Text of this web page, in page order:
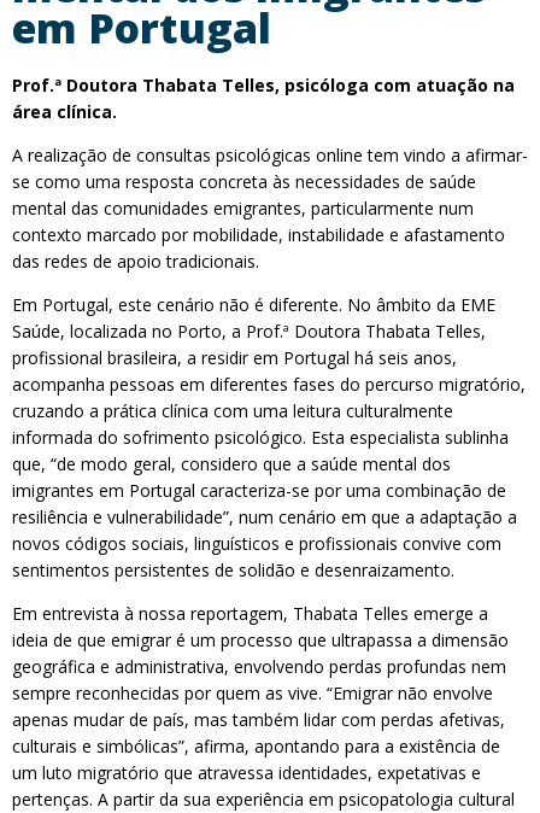
em Portugal
Prof.ª Doutora Thabata Telles, psicóloga com atuação na
área clínica.
A realização de consultas psicológicas online tem vindo a afirmar-
se como uma resposta concreta às necessidades de saúde
mental das comunidades emigrantes, particularmente num
contexto marcado por mobilidade, instabilidade e afastamento
das redes de apoio tradicionais.
Em Portugal, este cenário não é diferente. No âmbito da EME
Saúde, localizada no Porto, a Prof.ª Doutora Thabata Telles,
profissional brasileira, a residir em Portugal há seis anos,
acompanha pessoas em diferentes fases do percurso migratório,
cruzando a prática clínica com uma leitura culturalmente
informada do sofrimento psicológico. Esta especialista sublinha
que, “de modo geral, considero que a saúde mental dos
imigrantes em Portugal caracteriza-se por uma combinação de
resiliência e vulnerabilidade”, num cenário em que a adaptação a
novos códigos sociais, linguísticos e profissionais convive com
sentimentos persistentes de solidão e desenraizamento.
Em entrevista à nossa reportagem, Thabata Telles emerge a
ideia de que emigrar é um processo que ultrapassa a dimensão
geográfica e administrativa, envolvendo perdas profundas nem
sempre reconhecidas por quem as vive. “Emigrar não envolve
apenas mudar de país, mas também lidar com perdas afetivas,
culturais e simbólicas”, afirma, apontando para a existência de
um luto migratório que atravessa identidades, expetativas e
pertenças. A partir da sua experiência em psicopatologia cultural